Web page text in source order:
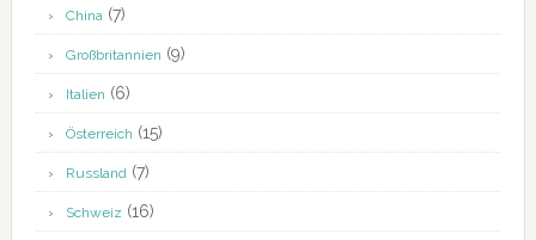
China(7)
Großbritannien (9)
Italien (6)
Österreich (15)
Russland(7)
Schweiz (16)